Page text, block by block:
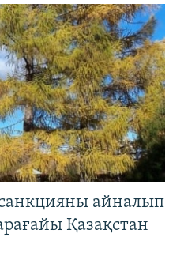
айналып
Қазақстан